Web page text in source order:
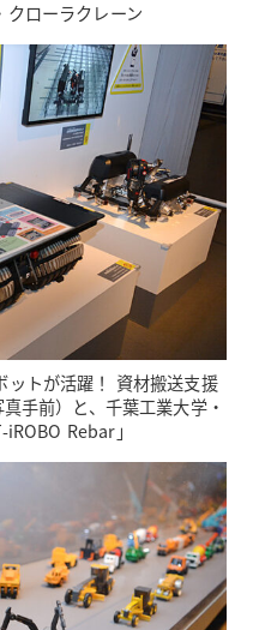
ローラクレーン
ットが活躍！ 資材搬送支援
手前）と、千葉工業大学・
Rebar」